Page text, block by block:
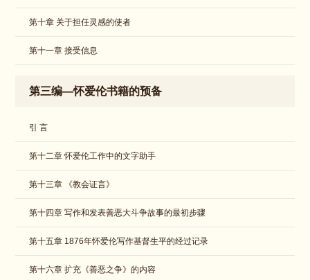
第十章 关于担任灵感的使者
第十一章 接受信息
第三编—怀爱伦书籍的预备
引 言
第十二章 怀爱伦工作中的文字助手
第十三章 《教会证言》
​第十四章 写作和发表善恶大斗争故事的最初步骤
​第十五章 1876年怀爱伦写作基督生平的经过记录
​第十六章 扩充《善恶之争》的内容